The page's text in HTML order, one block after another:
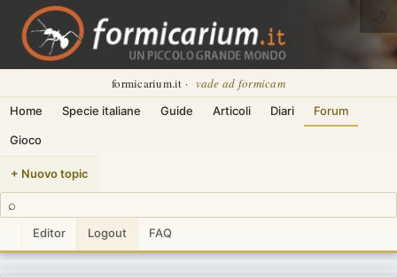
formicarium.it · vade ad formicam
Home Specie italiane Guide Articoli Diari Forum
Gioco
+ Nuovo topic
⌕
Editor Logout FAQ
🌙